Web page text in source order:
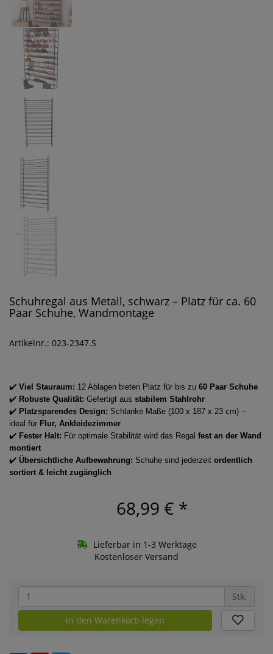
Schuhregal aus Metall, schwarz – Platz für ca. 60
Paar Schuhe, Wandmontage
Artikelnr.: 023-2347.S
✔️ Viel Stauraum: 12 Ablagen bieten Platz für bis zu 60 Paar Schuhe
✔️ Robuste Qualität: Gefertigt aus stabilem Stahlrohr
✔️ Platzsparendes Design: Schlanke Maße (100 x 187 x 23 cm) –
ideal für Flur, Ankleidezimmer
✔️ Fester Halt: Für optimale Stabilität wird das Regal fest an der Wand
montiert
✔️ Übersichtliche Aufbewahrung: Schuhe sind jederzeit ordentlich
sortiert & leicht zugänglich
68,99 € *
Lieferbar in 1-3 Werktage
Kostenloser Versand
Stk.
in den Warenkorb legen